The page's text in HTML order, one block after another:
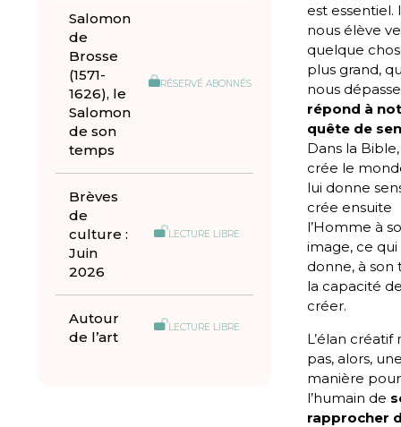
Salomon
de
Brosse
(1571-
1626), le
Salomon
de son
temps
RÉSERVÉ ABONNÉS
Brèves
de
culture :
Juin
2026
LECTURE LIBRE
Autour
de l’art
LECTURE LIBRE
est essentiel.
nous élève
quelque
plus grand,
nous
répond à
quête de
Dans la
crée le
lui donne
crée ensuite
l’Homme à
image, ce qui
donne, à son
la capacité
créer.
L’élan créatif
pas, alors,
manière pour
l’humain de
rapprocher